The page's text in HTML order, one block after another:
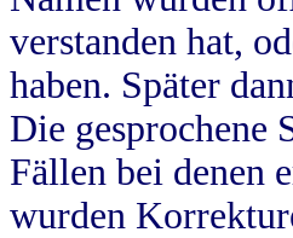
verstanden hat,
haben. Später
Die gesprochene
Fällen bei denen
wurden